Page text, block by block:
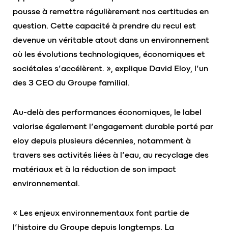
pousse à remettre régulièrement nos certitudes en
question. Cette capacité à prendre du recul est
devenue un véritable atout dans un environnement
où les évolutions technologiques, économiques et
sociétales s’accélèrent. », explique David Eloy, l’un
des 3 CEO du Groupe familial.
Au-delà des performances économiques, le label
valorise également l’engagement durable porté par
eloy depuis plusieurs décennies, notamment à
travers ses activités liées à l’eau, au recyclage des
matériaux et à la réduction de son impact
environnemental.
« Les enjeux environnementaux font partie de
l’histoire du Groupe depuis longtemps. La